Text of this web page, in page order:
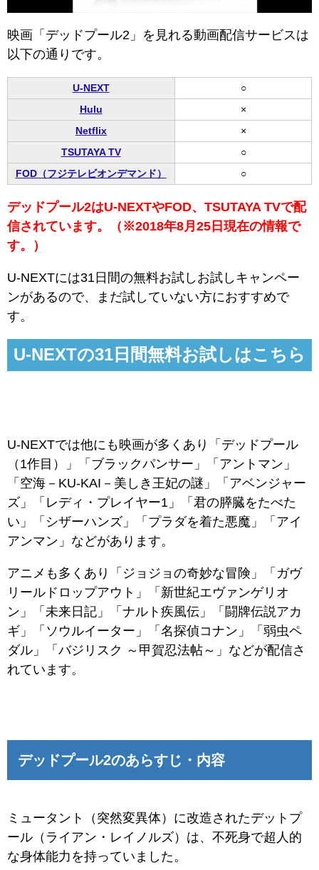
映画「デッドプール2」を見れる動画配信サービスは
以下の通りです。
U-NEXT
○
Hulu
×
Netflix
×
TSUTAYA TV
○
FOD（フジテレビオンデマンド）
○
デッドプール2はU-NEXTやFOD、TSUTAYA TVで配
信されています。（※2018年8月25日現在の情報で
す。）
U-NEXTには31日間の無料お試しお試しキャンペー
ンがあるので、まだ試していない方におすすめで
す。
U-NEXTの31日間無料お試しはこちら
U-NEXTでは他にも映画が多くあり「デッドプール
（1作目）」「ブラックパンサー」「アントマン」
「空海－KU-KAI－美しき王妃の謎」「アベンジャー
ズ」「レディ・プレイヤー1」「君の膵臓をたべた
い」「シザーハンズ」「プラダを着た悪魔」「アイ
アンマン」などがあります。
アニメも多くあり「ジョジョの奇妙な冒険」「ガヴ
リールドロップアウト」「新世紀エヴァンゲリオ
ン」「未来日記」「ナルト疾風伝」「闘牌伝説アカ
ギ」「ソウルイーター」「名探偵コナン」「弱虫ペ
ダル」「バジリスク ～甲賀忍法帖～」などが配信さ
れています。
デッドプール2のあらすじ・内容
ミュータント（突然変異体）に改造されたデットプ
ール（ライアン・レイノルズ）は、不死身で超人的
な身体能力を持っていました。